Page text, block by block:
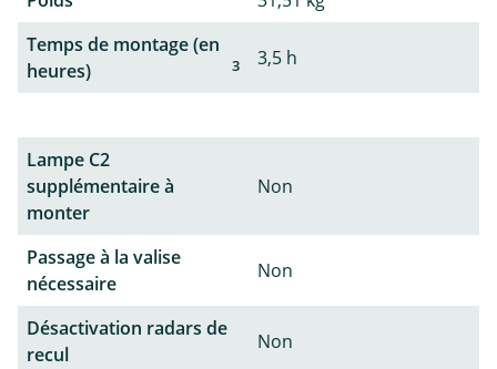
Temps de montage (en
heures)
3 3,5 h
Lampe C2
supplémentaire à
monter
Non
Passage à la valise
nécessaire
Non
Désactivation radars de
recul
Non